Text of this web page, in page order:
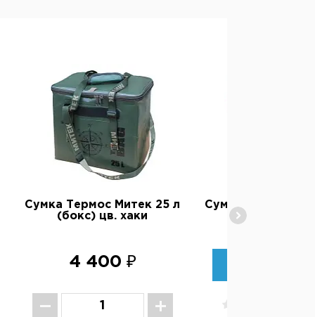
Сумка Термос Митек 25 л
(бокс) цв. хаки
4 400 ₽
Сумка Термос
(бокс) цв.